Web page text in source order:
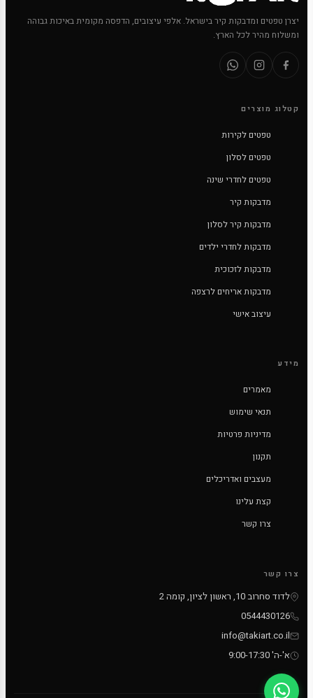
יצרן טפטים ומדבקות קיר בישראל. אלפי עיצובים, הדפסה מקומית באיכות גבוהה
ומשלוח מהיר לכל הארץ.
קטלוג מוצרים
טפטים לקירות
טפטים לסלון
טפטים לחדרי שינה
מדבקות קיר
מדבקות קיר לסלון
מדבקות לחדרי ילדים
מדבקות לזכוכית
מדבקות אריחים לרצפה
עיצוב אישי
מידע
מאמרים
תנאי שימוש
מדיניות פרטיות
תקנון
מעצבים ואדריכלים
קצת עלינו
צרו קשר
צרו קשר
לדוד סחרוב 10, ראשון לציון, קומה 2
0544430126
info@takiart.co.il
א'-ה' 9:00-17:30